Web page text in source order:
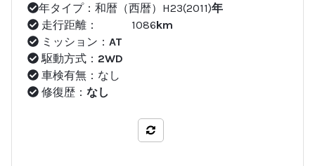
年タイプ：和暦（西暦）H23(2011)年
走行距離： 1086km
ミッション： AT
駆動方式： 2WD
車検有無：なし
修復歴： なし
比較する